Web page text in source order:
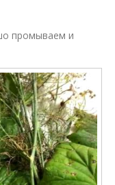
промываем и